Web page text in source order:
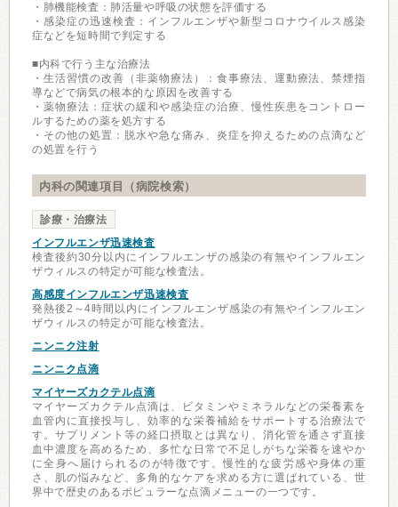
・肺機能検査：肺活量や呼吸の状態を評価する
・感染症の迅速検査：インフルエンザや新型コロナウイルス感染
症などを短時間で判定する
■内科で行う主な治療法
・生活習慣の改善（非薬物療法）：食事療法、運動療法、禁煙指
導などで病気の根本的な原因を改善する
・薬物療法：症状の緩和や感染症の治療、慢性疾患をコントロー
ルするための薬を処方する
・その他の処置：脱水や急な痛み、炎症を抑えるための点滴など
の処置を行う
内科の関連項目（病院検索）
診療・治療法
インフルエンザ迅速検査
検査後約30分以内にインフルエンザの感染の有無やインフルエン
ザウィルスの特定が可能な検査法。
高感度インフルエンザ迅速検査
発熱後2～4時間以内にインフルエンザ感染の有無やインフルエン
ザウィルスの特定が可能な検査法。
ニンニク注射
ニンニク点滴
マイヤーズカクテル点滴
マイヤーズカクテル点滴は、ビタミンやミネラルなどの栄養素を
血管内に直接投与し、効率的な栄養補給をサポートする治療法で
す。サプリメント等の経口摂取とは異なり、消化管を通さず直接
血中濃度を高めるため、多忙な日常で不足しがちな栄養を速やか
に全身へ届けられるのが特徴です。慢性的な疲労感や身体の重
さ、肌の悩みなど、多角的なケアを求める方に選ばれている、世
界中で歴史のあるポピュラーな点滴メニューの一つです。